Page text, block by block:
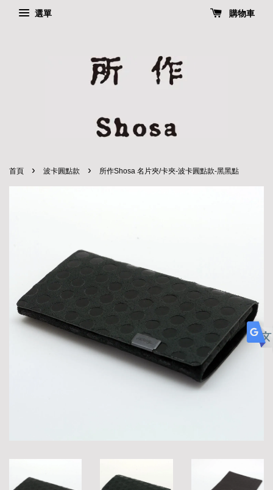
選單 購物車
首頁 › 波卡圓點款 › 所作Shosa 名片夾/卡夾-波卡圓點款-黑黑點